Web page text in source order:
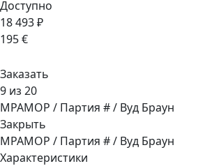
Доступно
18 493 ₽
195 €
Заказать
9 из 20
МРАМОР / Партия # / Вуд Браун
Закрыть
МРАМОР / Партия # / Вуд Браун
Характеристики